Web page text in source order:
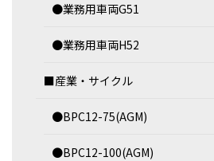
●業務用車両G51
●業務用車両H52
■産業・サイクル
●BPC12-75(AGM)
●BPC12-100(AGM)